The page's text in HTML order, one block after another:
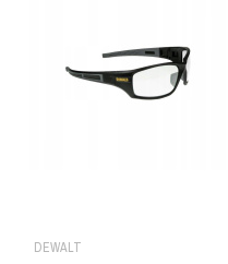
DEWALT